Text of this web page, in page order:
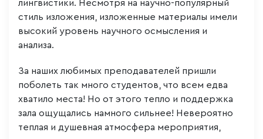
лингвистики. Несмотря на научно-популярный
стиль изложения, изложенные материалы имели
высокий уровень научного осмысления и
анализа.
За наших любимых преподавателей пришли
поболеть так много студентов, что всем едва
хватило места! Но от этого тепло и поддержка
зала ощущались намного сильнее! Невероятно
теплая и душевная атмосфера мероприятия,